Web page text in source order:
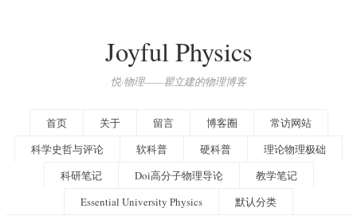
Joyful Physics
悦·物理——瞿立建的物理博客
首页 关于 留言 博客圈
常访网站
科学史哲与评论
软科普 硬科普
理论物理极础
科研笔记
Doi高分子物理导论
教学笔记
Essential University Physics
默认分类